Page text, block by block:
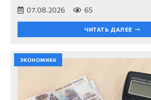
07.08.2026 65
ЧИТАТЬ ДАЛЕЕ
ЭКОНОМИКА